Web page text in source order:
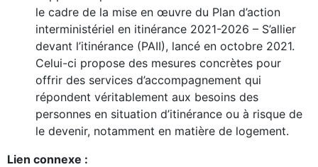
le cadre de la mise en œuvre du Plan d’action
interministériel en itinérance 2021-2026 – S’allier
devant l’itinérance (PAII), lancé en octobre 2021.
Celui-ci propose des mesures concrètes pour
offrir des services d’accompagnement qui
répondent véritablement aux besoins des
personnes en situation d’itinérance ou à risque de
le devenir, notamment en matière de logement.
Lien connexe :